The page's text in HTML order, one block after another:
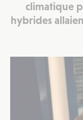
climatique
hybrides